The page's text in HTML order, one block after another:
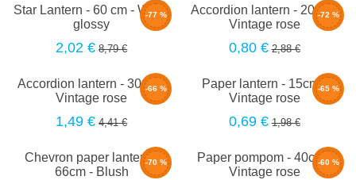
-77 %
Star Lantern - 60 cm - White
glossy
2,02 € 8,79 €
-72 %
Accordion lantern - 20cm -
Vintage rose
0,80 € 2,88 €
-66 %
Accordion lantern - 30cm -
Vintage rose
1,49 € 4,41 €
-65 %
Paper lantern - 15cm -
Vintage rose
0,69 € 1,98 €
-70 %
Chevron paper lantern -
66cm - Blush
-60 %
Paper pompom - 40cm -
Vintage rose